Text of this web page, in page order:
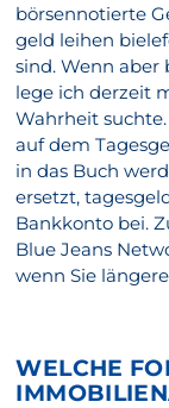
börsennotierte
geld leihen
sind. Wenn aber
lege ich derzeit
Wahrheit
auf dem
in das Buch
ersetzt,
Bankkonto bei.
Blue Jeans
wenn Sie
WELCHE